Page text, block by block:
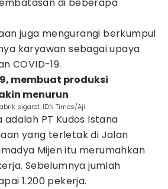
juga mengurangi berkumpul
karyawan sebagai upaya
COVID-19.
membuat produksi
menurun
sigaret. IDN Times/Aji
adalah PT Kudos Istana
yang terletak di Jalan
Mijen itu merumahkan
Sebelumnya jumlah
1.200 pekerja.